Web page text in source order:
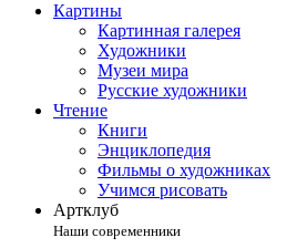
Картины
Картинная галерея
Художники
Музеи мира
Русские художники
Чтение
Книги
Энциклопедия
Фильмы о художниках
Учимся рисовать
Артклуб
Наши современники